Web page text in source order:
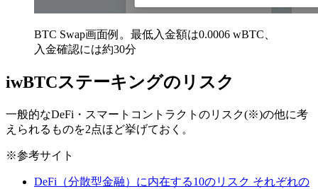
BTC Swap画面例。最低入金額は0.0006 wBTC、
入金確認には約30分
iwBTCステーキングのリスク
一般的なDeFi・スマートコントラクトのリスク(※)の他に考
えられるものを2点ほど挙げておく。
※参考サイト
DeFi（分散型金融）に内在する10のリスク それぞれの